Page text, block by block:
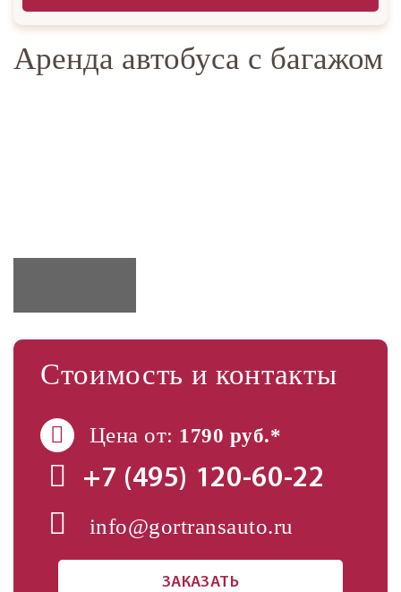
Аренда автобуса с багажом
Стоимость и контакты
Цена от: 1790 руб.*
+7 (495) 120-60-22
info@gortransauto.ru
ЗАКАЗАТЬ